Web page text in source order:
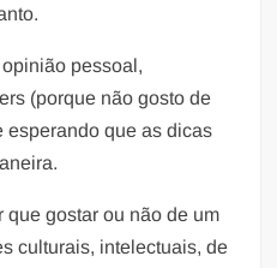
pessoal,
(porque não gosto de
esperando que as dicas
que gostar ou não de um
culturais, intelectuais, de